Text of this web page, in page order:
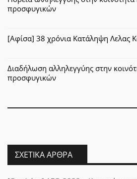
προσφυγικών
[Αφίσα] 38 χρόνια Κατάληψη Λελας
Διαδήλωση αλληλεγγύης στην
προσφυγικών
ΣΧΕΤΙΚΆ ΆΡΘΡΑ